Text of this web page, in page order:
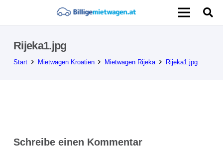
Rijeka1.jpg
Start Mietwagen Kroatien Mietwagen Rijeka Rijeka1.jpg
Schreibe einen Kommentar